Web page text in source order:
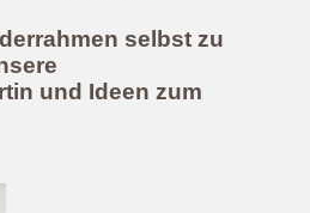
selbst zu
und Ideen zum